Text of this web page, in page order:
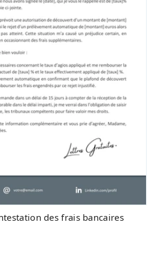
des frais bancaires